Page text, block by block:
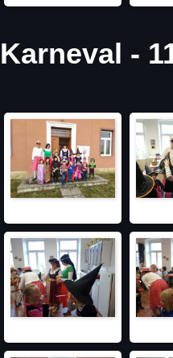
Karneval -